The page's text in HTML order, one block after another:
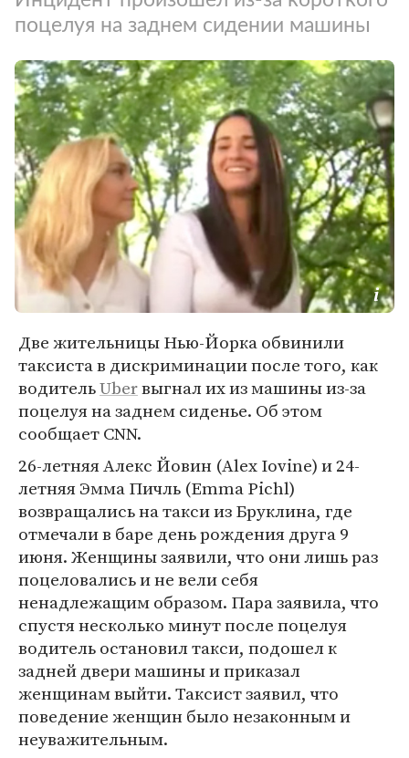
поцелуя на заднем сидении машины
Две жительницы Нью-Йорка обвинили
таксиста в дискриминации после того, как
водительUberвыгнал их из машины из-за
поцелуя на заднем сиденье. Об этом
сообщает CNN.
26-летняя Алекс Йовин (Alex Iovine) и 24-
летняя Эмма Пичль (Emma Pichl)
возвращались на такси из Бруклина, где
отмечали в баре день рождения друга 9
июня. Женщины заявили, что они лишь раз
поцеловались и не вели себя
ненадлежащим образом. Пара заявила, что
спустя несколько минут после поцелуя
водитель остановил такси, подошел к
задней двери машины и приказал
женщинам выйти. Таксист заявил, что
поведение женщин было незаконным и
неуважительным.